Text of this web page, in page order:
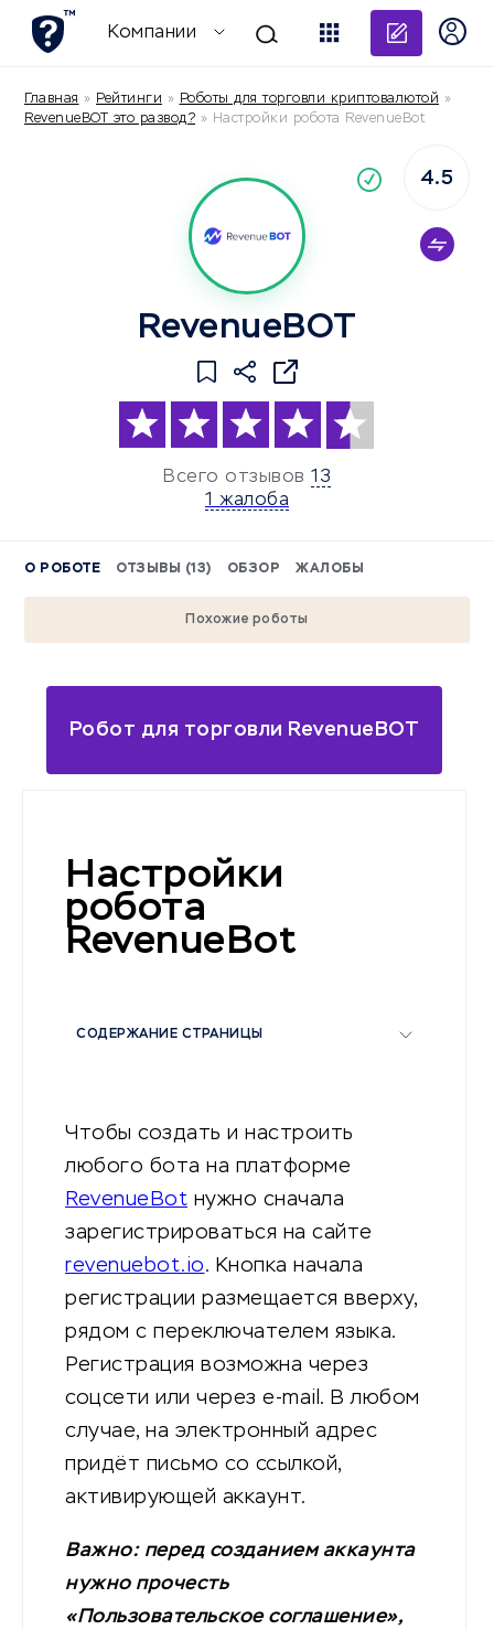
Компании
Главная » Рейтинги » Роботы для торговли криптовалютой »
RevenueBOT это развод? » Настройки робота RevenueBot
RevenueBOT
Всего отзывов 13
1 жалоба
4.5
О РОБОТЕ ОТЗЫВЫ (13) ОБЗОР ЖАЛОБЫ
Похожие роботы
Робот для торговли RevenueBOT
Настройки
робота
RevenueBot
СОДЕРЖАНИЕ СТРАНИЦЫ
Чтобы создать и настроить
любого бота на платформе
RevenueBot нужно сначала
зарегистрироваться на сайте
revenuebot.io. Кнопка начала
регистрации размещается вверху,
рядом с переключателем языка.
Регистрация возможна через
соцсети или через e-mail. В любом
случае, на электронный адрес
придёт письмо со ссылкой,
активирующей аккаунт.
Важно: перед созданием аккаунта
нужно прочесть
«Пользовательское соглашение»,